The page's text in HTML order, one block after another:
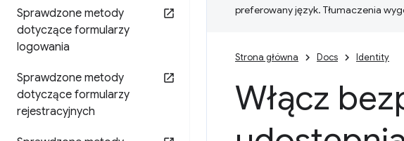
Sprawdzone metody
dotyczące formularzy
logowania
Sprawdzone metody
dotyczące formularzy
rejestracyjnych
preferowany język. Tłumaczenia
Strona główna Docs Identity
Włącz